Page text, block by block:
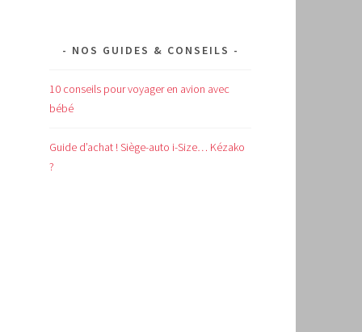
NOS GUIDES & CONSEILS
10 conseils pour voyager en avion avec
bébé
Guide d’achat ! Siège-auto i-Size… Kézako
?